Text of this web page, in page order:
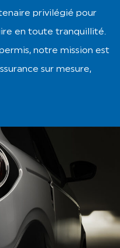
privilégié pour
en toute tranquillité.
notre mission est
sur mesure,